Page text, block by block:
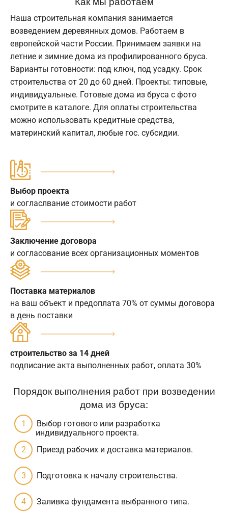
Наша строительная компания занимается
возведением деревянных домов. Работаем в
европейской части России. Принимаем заявки на
летние и зимние дома из профилированного бруса.
Варианты готовности: под ключ, под усадку. Срок
строительства от 20 до 60 дней. Проекты: типовые,
индивидуальные. Готовые дома из бруса с фото
смотрите в каталоге. Для оплаты строительства
можно использовать кредитные средства,
материнский капитал, любые гос. субсидии.
Выбор проекта
и согласлвание стоимости работ
Заключение договора
и согласование всех организационных моментов
Поставка материалов
на ваш объект и предоплата 70% от суммы договора
в день поставки
строительство за 14 дней
подписание акта выполненных работ, оплата 30%
Порядок выполнения работ при возведении
дома из бруса:
Выбор готового или разработка
индивидуального проекта.
Приезд рабочих и доставка материалов.
Подготовка к началу строительства.
Заливка фундамента выбранного типа.